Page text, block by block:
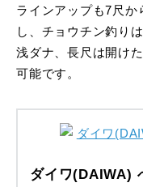
ラインアップも7尺
し、チョウチン釣り
浅ダナ、長尺は開け
可能です。
ダイワ(DAIWA)